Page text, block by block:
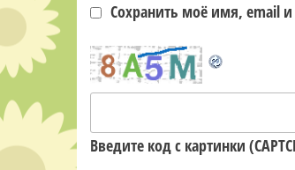
Сохранить моё имя, email
Введите код с картинки